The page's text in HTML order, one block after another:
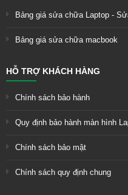
Bảng giá sửa chữa Laptop -
Bảng giá sửa chữa macbook
HỖ TRỢ KHÁCH HÀNG
Chính sách bảo hành
Quy định bảo hành màn hình
Chính sách bảo mật
Chính sách quy định chung